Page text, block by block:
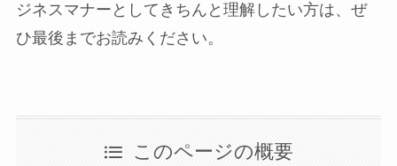
ジネスマナーとしてきちんと理解したい方は、ぜ
ひ最後までお読みください。
このページの概要